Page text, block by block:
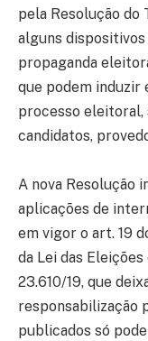
pela Resolução do
alguns dispositivos
propaganda
que podem induzir
processo
candidatos,
A nova Resolução
aplicações de
em vigor o art. 19
da Lei das
23.610/19, que
responsabilização
publicados só